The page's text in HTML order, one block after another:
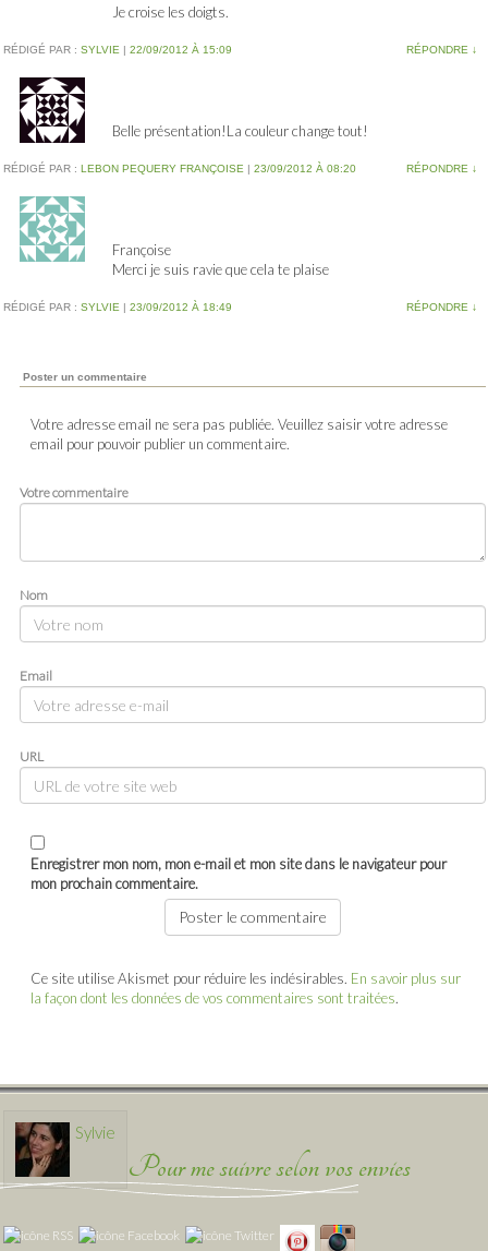
Je croise les doigts.
RÉDIGÉ PAR : SYLVIE | 22/09/2012 À 15:09 RÉPONDRE ↓
Belle présentation!La couleur change tout!
RÉDIGÉ PAR : LEBON PEQUERY FRANÇOISE | 23/09/2012 À 08:20 RÉPONDRE ↓
Françoise
Merci je suis ravie que cela te plaise
RÉDIGÉ PAR : SYLVIE | 23/09/2012 À 18:49 RÉPONDRE ↓
Poster un commentaire
Votre adresse email ne sera pas publiée. Veuillez saisir votre adresse
email pour pouvoir publier un commentaire.
Votre commentaire
Nom
Email
URL
Enregistrer mon nom, mon e-mail et mon site dans le navigateur pour
mon prochain commentaire.
Ce site utilise Akismet pour réduire les indésirables. En savoir plus sur
la façon dont les données de vos commentaires sont traitées.
Sylvie
Pour me suivre selon vos envies